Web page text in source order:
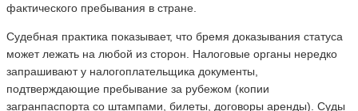
фактического пребывания в стране.
Судебная практика показывает, что бремя доказывания статуса
может лежать на любой из сторон. Налоговые органы нередко
запрашивают у налогоплательщика документы,
подтверждающие пребывание за рубежом (копии
загранпаспорта со штампами, билеты, договоры аренды). Суды